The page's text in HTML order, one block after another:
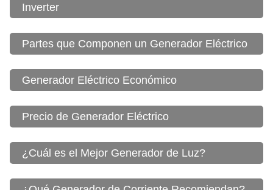
Inverter
Partes que Componen un Generador Eléctrico
Generador Eléctrico Económico
Precio de Generador Eléctrico
¿Cuál es el Mejor Generador de Luz?